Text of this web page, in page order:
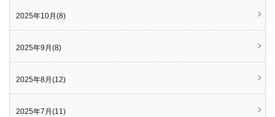
2025年10月(8)
2025年9月(8)
2025年8月(12)
2025年7月(11)